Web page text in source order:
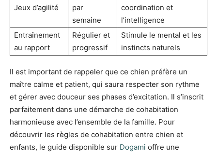
Jeux d’agilité
par
semaine
coordination et
l’intelligence
Entraînement
au rapport
Régulier et
progressif
Stimule le mental et les
instincts naturels
Il est important de rappeler que ce chien préfère un
maître calme et patient, qui saura respecter son rythme
et gérer avec douceur ses phases d’excitation. Il s’inscrit
parfaitement dans une démarche de cohabitation
harmonieuse avec l’ensemble de la famille. Pour
découvrir les règles de cohabitation entre chien et
enfants, le guide disponible sur Dogami offre une